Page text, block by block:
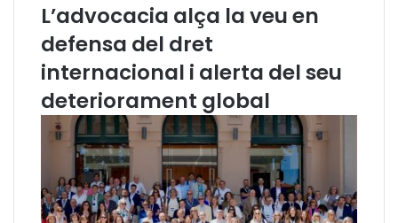
n
a
r
n
a
O
r
d
u
n
L’advocacia alça la veu en
defensa del dret
internacional i alerta del seu
deteriorament global